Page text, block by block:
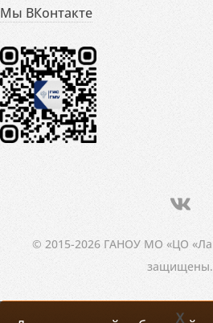
Мы ВКонтакте
© 2015-2026 ГАНОУ МО «ЦО
защищены.
X